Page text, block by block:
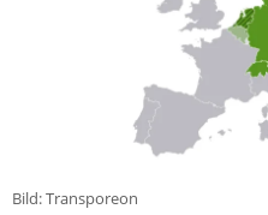
Bild: Transporeon